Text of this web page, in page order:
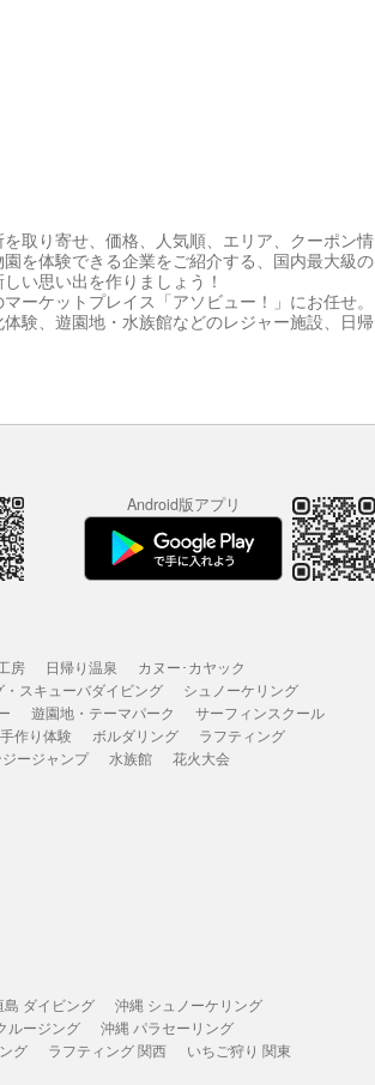
取り寄せ、価格、人気順、エリア、クーポン情
を体験できる企業をご紹介する、国内最大級の
い思い出を作りましょう！
ーケットプレイス「アソビュー！」にお任せ。
験、遊園地・水族館などのレジャー施設、日帰
Android版アプリ
房 日帰り温泉
カヌー･カヤック
・スキューバダイビング
シュノーケリング
遊園地・テーマパーク
サーフィンスクール
作り体験
ボルダリング
ラフティング
ージャンプ
水族館 花火大会
島 ダイビング
沖縄 シュノーケリング
ルージング
沖縄 パラセーリング
グ
ラフティング 関西 いちご狩り 関東